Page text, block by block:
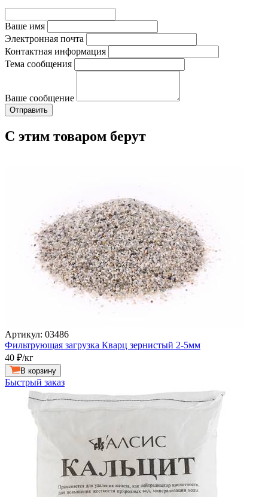
Ваше имя
Электронная почта
Контактная информация
Тема сообщения
Ваше сообщение
С этим товаром берут
Артикул: 03486
Фильтрующая загрузка Кварц зернистый 2-5мм
40 ₽/кг
В корзину
Быстрый заказ